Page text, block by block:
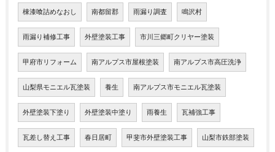
棟漆喰詰めなおし 南都留郡 雨漏り調査 鳴沢村
雨漏り補修工事 外壁塗装工事 市川三郷町クリヤー塗装
甲府市リフォーム 南アルプス市屋根塗装 南アルプス市高圧洗浄
山梨県モニエル瓦塗装 養生 南アルプス市モニエル瓦塗装
外壁塗装下塗り 外壁塗装中塗り 雨養生 瓦補強工事
瓦差し替え工事 春日居町 甲斐市外壁塗装工事 山梨市鉄部塗装